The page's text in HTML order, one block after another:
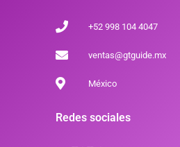
+52 998 104 4047
ventas@gtguide.mx
México
Redes sociales